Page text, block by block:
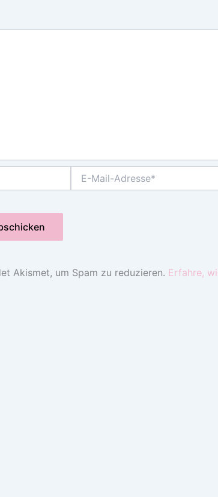
Mail-
Akismet, um Spam zu reduzieren. Erfahre,